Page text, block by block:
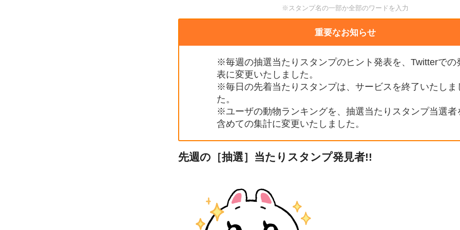
※スタンプ名の一部か全部のワードを入力
重要なお知らせ
※毎週の抽選当たりスタンプのヒント発表を、Twitterでの
表に変更いたしました。
※毎日の先着当たりスタンプは、サービスを終了いたしま
た。
※ユーザの動物ランキングを、抽選当たりスタンプ当選者
含めての集計に変更いたしました。
先週の［抽選］当たりスタンプ発見者!!